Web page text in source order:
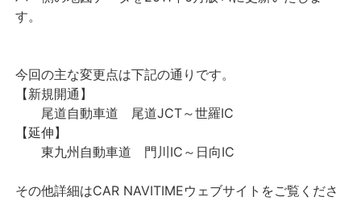
法人向けサービス
採用情報
す。
今回の主な変更点は下記の通りです。
【新規開通】
尾道自動車道 尾道JCT～世羅IC
【延伸】
東九州自動車道 門川IC～日向IC
その他詳細はCAR NAVITIMEウェブサイトをご覧くださ